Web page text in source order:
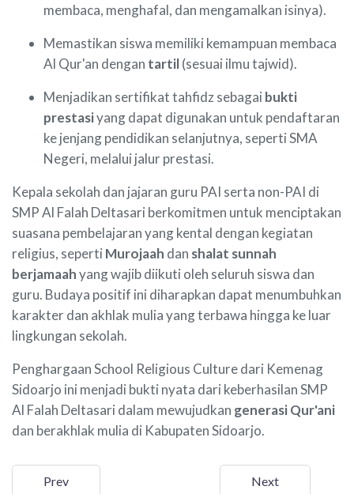
membaca, menghafal, dan mengamalkan isinya).
Memastikan siswa memiliki kemampuan membaca
Al Qur'an dengan tartil(sesuai ilmu tajwid).
Menjadikan sertifikat tahfidz sebagai bukti
prestasiyang dapat digunakan untuk pendaftaran
ke jenjang pendidikan selanjutnya, seperti SMA
Negeri, melalui jalur prestasi.
Kepala sekolah dan jajaran guru PAI serta non-PAI di
SMP Al Falah Deltasari berkomitmen untuk menciptakan
suasana pembelajaran yang kental dengan kegiatan
religius, seperti Murojaah dan shalat sunnah
berjamaahyang wajib diikuti oleh seluruh siswa dan
guru. Budaya positif ini diharapkan dapat menumbuhkan
karakter dan akhlak mulia yang terbawa hingga ke luar
lingkungan sekolah.
Penghargaan School Religious Culture dari Kemenag
Sidoarjo ini menjadi bukti nyata dari keberhasilan SMP
Al Falah Deltasari dalam mewujudkan generasi Qur'ani
dan berakhlak mulia di Kabupaten Sidoarjo.
Prev Next